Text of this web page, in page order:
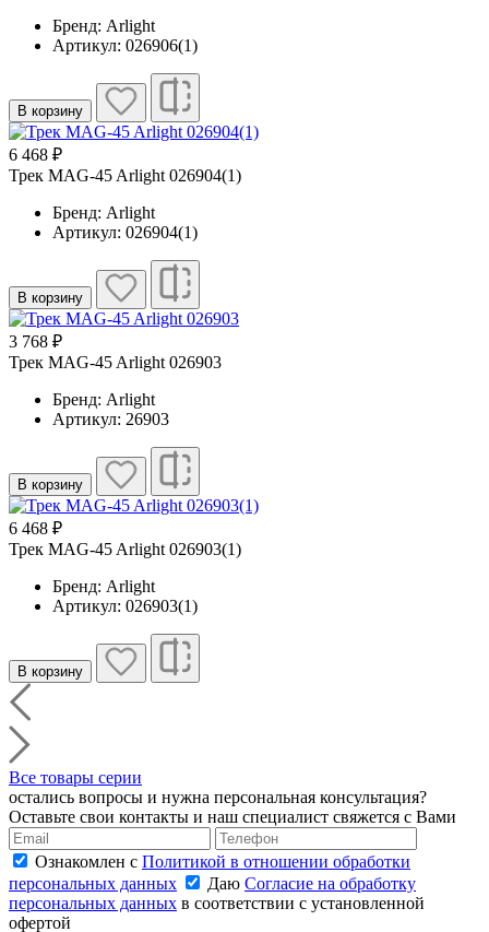
Бренд: Arlight
Артикул: 026906(1)
В корзину
6 468 ₽
Трек MAG-45 Arlight 026904(1)
Бренд: Arlight
Артикул: 026904(1)
В корзину
3 768 ₽
Трек MAG-45 Arlight 026903
Бренд: Arlight
Артикул: 26903
В корзину
6 468 ₽
Трек MAG-45 Arlight 026903(1)
Бренд: Arlight
Артикул: 026903(1)
В корзину
Все товары серии
остались вопросы и нужна персональная консультация?
Оставьте свои контакты и наш специалист свяжется с Вами
Ознакомлен с Политикой в отношении обработки
персональных данных
Даю Согласие на обработку
персональных данных в соответствии с установленной
офертой